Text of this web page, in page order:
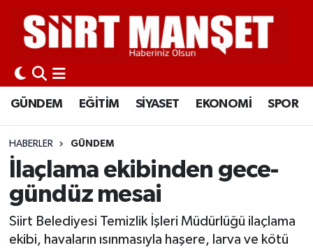
GÜNDEM EĞİTİM SİYASET EKONOMİ SPOR
HABERLER GÜNDEM
İlaçlama ekibinden gece-
gündüz mesai
Siirt Belediyesi Temizlik İşleri Müdürlüğü ilaçlama
ekibi, havaların ısınmasıyla haşere, larva ve kötü
GÜNDEM
EĞİTİM
SİYASET
EKONOMİ
SPOR
İLÇELER
Siirt Nöbetçi Eczaneler
Siirt Hava Durumu
Siirt Namaz Vakitleri
Siirt Trafik Yoğunluk Haritası
Süper Lig Puan Durumu ve Fikstür
Tüm Manşetler